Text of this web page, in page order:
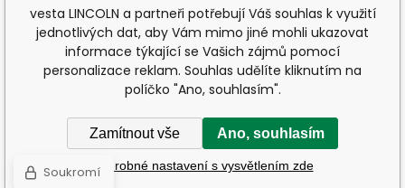
vesta LINCOLN a partneři potřebují Váš souhlas k využití
jednotlivých dat, aby Vám mimo jiné mohli ukazovat
informace týkající se Vašich zájmů pomocí
personalizace reklam. Souhlas udělíte kliknutím na
políčko "Ano, souhlasím".
Zamítnout vše Ano, souhlasím
Podrobné nastavení s vysvětlením zde
Soukromí